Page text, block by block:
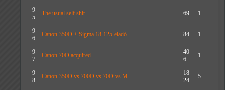
9
5
The usual self shit 69 1
9
6
Canon 350D + Sigma 18-125 eladó 84 1
9
7
Canon 70D acquired
40
6
1
9
8
Canon 350D vs 700D vs 70D vs M
18
24
5